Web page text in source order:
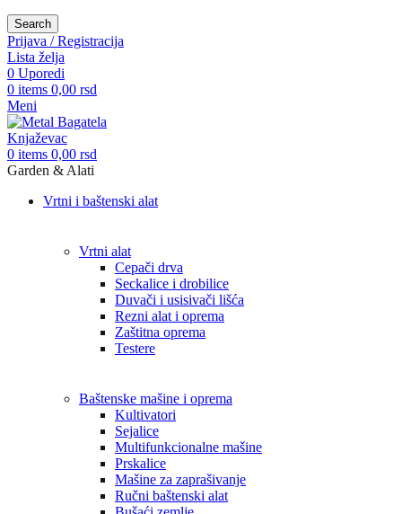
Search
Prijava / Registracija
Lista želja
0 Uporedi
0 items 0,00 rsd
Meni
0 items 0,00 rsd
Garden & Alati
Vrtni i baštenski alat
Vrtni alat
Cepači drva
Seckalice i drobilice
Duvači i usisivači lišća
Rezni alat i oprema
Zaštitna oprema
Testere
Baštenske mašine i oprema
Kultivatori
Sejalice
Multifunkcionalne mašine
Prskalice
Mašine za zaprašivanje
Ručni baštenski alat